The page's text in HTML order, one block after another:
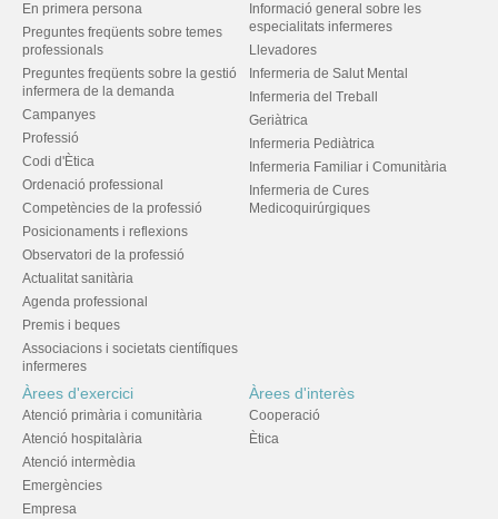
En primera persona
Preguntes freqüents sobre temes
professionals
Preguntes freqüents sobre la gestió
infermera de la demanda
Campanyes
Professió
Codi d'Ètica
Ordenació professional
Competències de la professió
Posicionaments i reflexions
Observatori de la professió
Actualitat sanitària
Agenda professional
Premis i beques
Associacions i societats científiques
infermeres
Informació general sobre les
especialitats infermeres
Llevadores
Infermeria de Salut Mental
Infermeria del Treball
Geriàtrica
Infermeria Pediàtrica
Infermeria Familiar i Comunitària
Infermeria de Cures
Medicoquirúrgiques
Àrees d'exercici
Atenció primària i comunitària
Atenció hospitalària
Atenció intermèdia
Emergències
Empresa
Àrees d'interès
Cooperació
Ètica